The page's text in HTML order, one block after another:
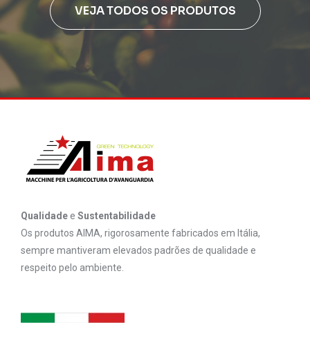
VEJA TODOS OS PRODUTOS
Qualidadee Sustentabilidade
Os produtos AIMA, rigorosamente fabricados em Itália,
sempre mantiveram elevados padrões de qualidade e
respeito pelo ambiente.